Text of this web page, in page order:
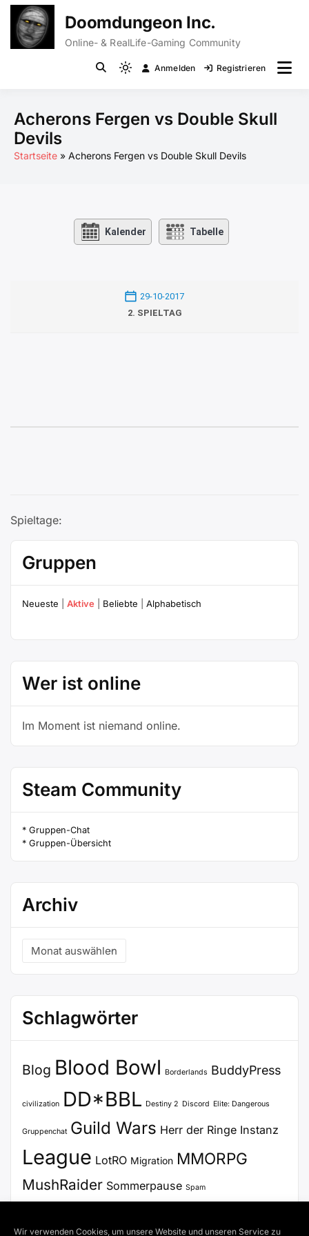
Wir verwenden Cookies, um unsere Website und unseren Service zu
Zum
Inhalt
springen
Doomdungeon Inc.
Online- & RealLife-Gaming Community
Light
to
to
Anmelden Registrieren
Acherons Fergen vs Double Skull
Devils
Startseite Acherons Fergen vs Double Skull Devils
Kalender Tabelle
29-10-2017
2. SPIELTAG
Spieltage:
Gruppen
Neueste Aktive Beliebte Alphabetisch
Wer ist online
Im Moment ist niemand online.
Steam Community
* Gruppen-Chat
* Gruppen-Übersicht
Archiv
Archiv
Schlagwörter
Blog Blood Bowl Borderlands BuddyPress
civilization DD*BBL Destiny 2 Discord Elite: Dangerous
Gruppenchat Guild Wars Herr der Ringe Instanz
League LotRO Migration MMORPG
MushRaider Sommerpause Spam